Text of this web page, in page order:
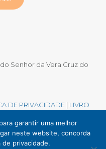
Senhor da Vera Cruz do
DE PRIVACIDADE | LIVRO
garantir uma melhor
neste website, concorda
de privacidade.